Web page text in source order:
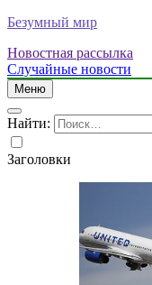
Безумный мир
Новостная рассылка
Случайные новости
Меню
Найти:
Заголовки